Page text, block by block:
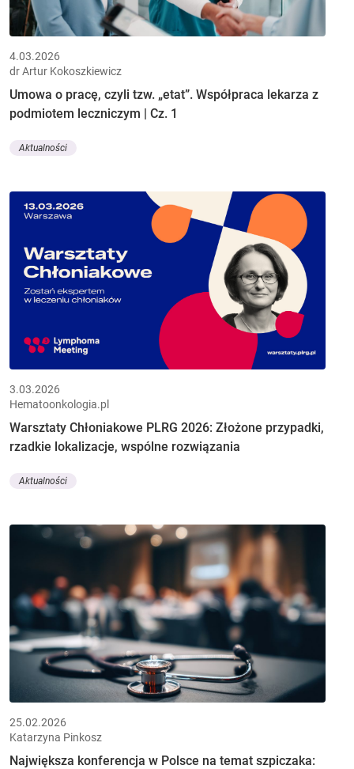
4.03.2026
dr Artur Kokoszkiewicz
Umowa o pracę, czyli tzw. „etat”. Współpraca lekarza z
podmiotem leczniczym | Cz. 1
Aktualności
3.03.2026
Hematoonkologia.pl
Warsztaty Chłoniakowe PLRG 2026: Złożone przypadki,
rzadkie lokalizacje, wspólne rozwiązania
Aktualności
25.02.2026
Katarzyna Pinkosz
Największa konferencja w Polsce na temat szpiczaka: